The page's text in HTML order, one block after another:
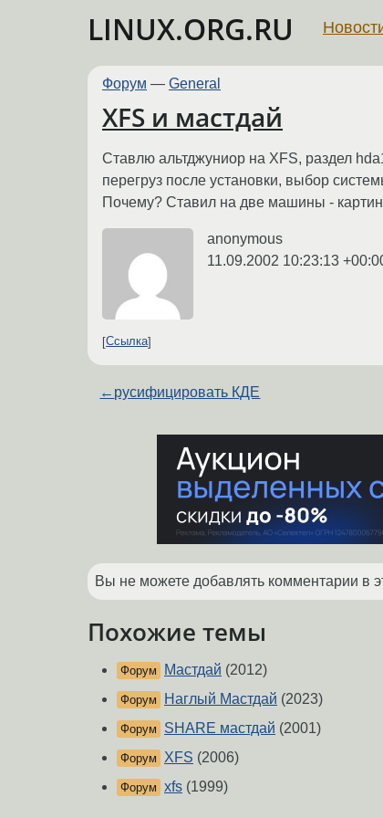
LINUX.ORG.RU
Форум — General
XFS и мастдай
Ставлю альтджуниор на XFS, раздел
перегруз после установки, выбор
Почему? Ставил на две машины -
anonymous
11.09.2002 10:23:13
Ссылка
← русифицировать КДЕ
Вы не можете добавлять комментарии в
Похожие темы
Форум Мастдай (2012)
Форум Наглый Мастдай (2023)
Форум SHARE мастдай (2001)
Форум XFS (2006)
Форум xfs (1999)